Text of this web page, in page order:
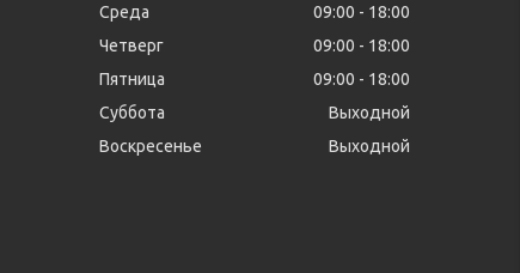
Среда
09:00
18:00
Четверг
09:00
18:00
Пятница
09:00
18:00
Суббота
Выходной
Воскресенье
Выходной